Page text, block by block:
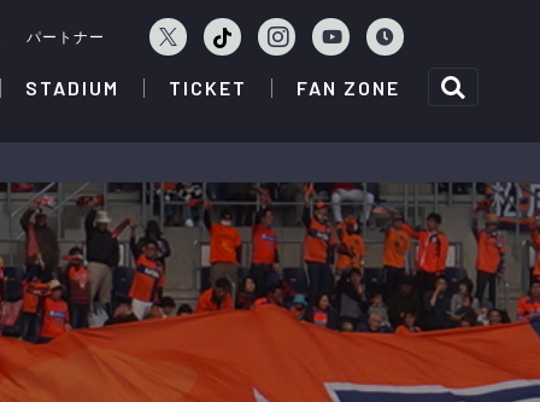
パートナー
STADIUM TICKET FAN ZONE